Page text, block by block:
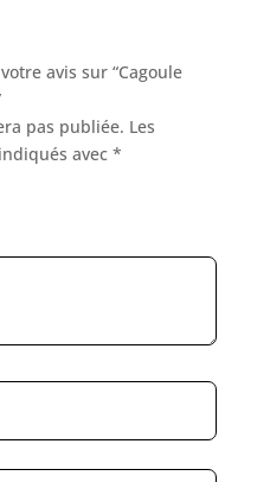
avis sur “Cagoule
pas publiée. Les
avec *